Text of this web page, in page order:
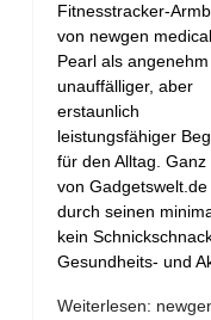
Fitnesstracker-
von newgen
Pearl als angenehm
unauffälliger, aber
erstaunlich
leistungsfähiger
für den Alltag. Ganz
von
durch seinen
kein
Gesundheits- und
Weiterlesen: